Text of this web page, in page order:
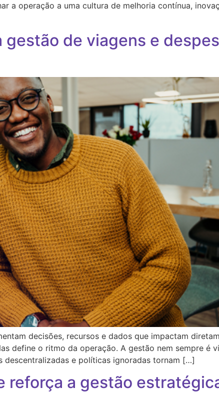
a operação a uma cultura de melhoria contínua,
de viagens e
decisões, recursos e dados que impactam
define o ritmo da operação. A gestão nem sempre é
descentralizadas e políticas ignoradas tornam […]
reforça a gestão